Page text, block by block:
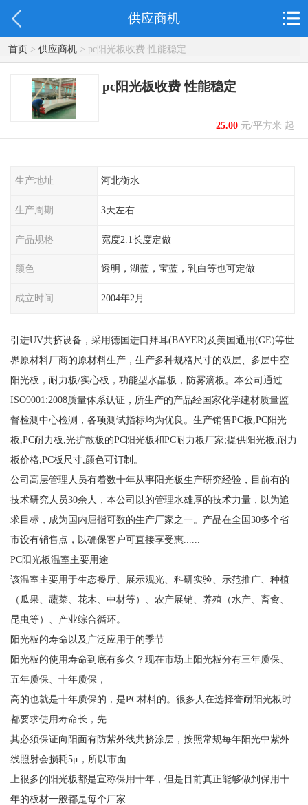
供应商机
首页> 供应商机> pc阳光板收费 性能稳定
pc阳光板收费 性能稳定
25.00元/平方米 起
生产地址 河北衡水
生产周期 3天左右
产品规格 宽度2.1长度定做
颜色 透明，湖蓝，宝蓝，乳白等也可定做
成立时间 2004年2月
引进UV共挤设备，采用德国进口拜耳(BAYER)及美国通用(GE)等世
界原材料厂商的原材料生产，生产多种规格尺寸的双层、多层中空
阳光板，耐力板/实心板，功能型水晶板，防雾滴板。本公司通过
ISO9001:2008质量体系认证，所生产的产品经国家化学建材质量监
督检测中心检测，各项测试指标均为优良。生产销售PC板,PC阳光
板,PC耐力板,光扩散板的PC阳光板和PC耐力板厂家;提供阳光板,耐力
板价格,PC板尺寸,颜色可订制。
公司高层管理人员有着数十年从事阳光板生产研究经验，目前有的
技术研究人员30余人，本公司以的管理水雄厚的技术力量，以为追
求目标，成为国内屈指可数的生产厂家之一。产品在全国30多个省
市设有销售点，以确保客户可直接享受惠......
PC阳光板温室主要用途
该温室主要用于生态餐厅、展示观光、科研实验、示范推广、种植
（瓜果、蔬菜、花木、中材等）、农产展销、养殖（水产、畜禽、
昆虫等）、产业综合循环。
阳光板的寿命以及广泛应用于的季节
阳光板的使用寿命到底有多久？现在市场上阳光板分有三年质保、
五年质保、十年质保，
高的也就是十年质保的，是PC材料的。很多人在选择誉耐阳光板时
都要求使用寿命长，先
其必须保证向阳面有防紫外线共挤涂层，按照常规每年阳光中紫外
线照射会损耗5μ，所以市面
上很多的阳光板都是宣称保用十年，但是目前真正能够做到保用十
年的板材一般都是每个厂家